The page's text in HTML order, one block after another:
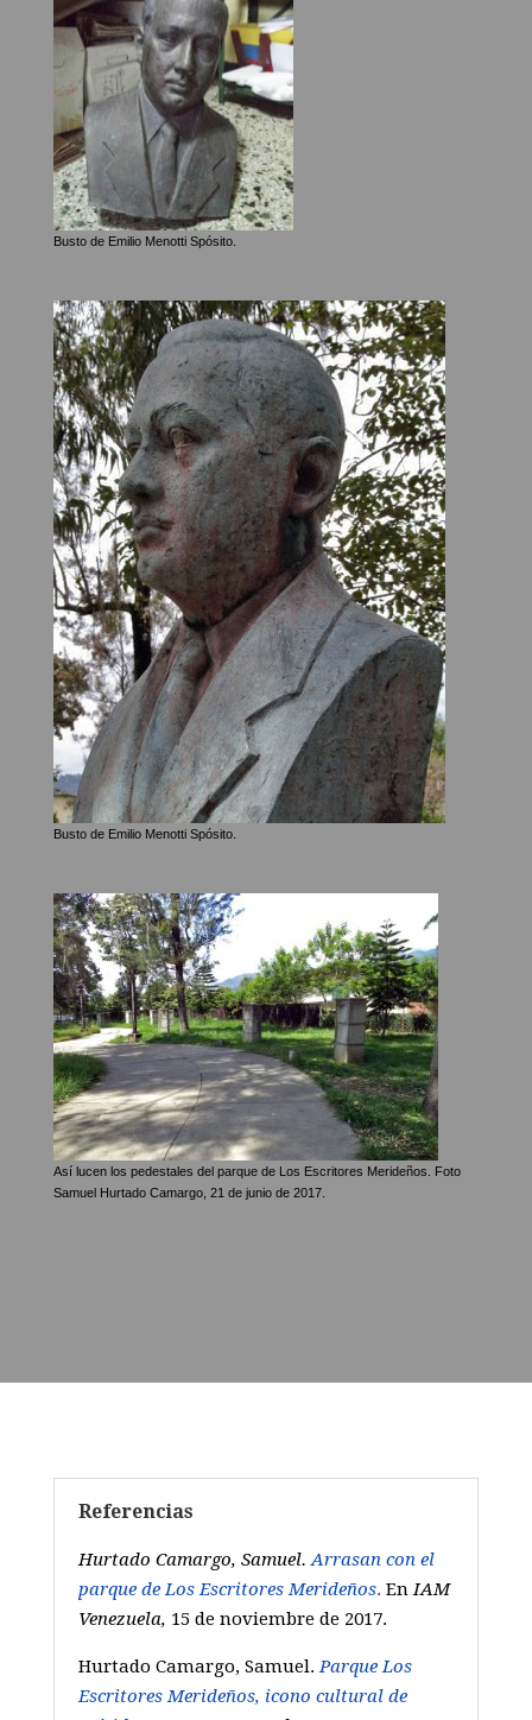
Busto de Emilio Menotti Spósito.
Busto de Emilio Menotti Spósito.
Así lucen los pedestales del parque de Los Escritores Merideños. Foto
Samuel Hurtado Camargo, 21 de junio de 2017.
Referencias
Hurtado Camargo, Samuel.Arrasan con el
parque de Los Escritores Merideños. EnIAM
Venezuela, 15 de noviembre de 2017.
Hurtado Camargo, Samuel.Parque Los
Escritores Merideños, icono cultural de